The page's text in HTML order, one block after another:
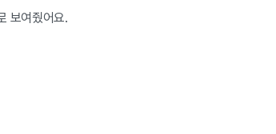
보여줬어요.